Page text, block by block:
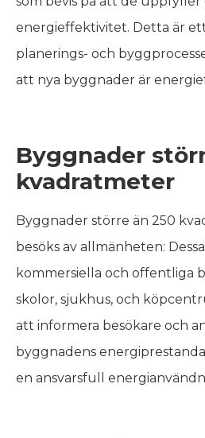
energieffektivitet. Detta är
planerings- och
att nya byggnader är
Byggnader
kvadratmeter
Byggnader större än 250
besöks av allmänheten:
kommersiella och offentliga
skolor, sjukhus, och
att informera besökare och
byggnadens
en ansvarsfull